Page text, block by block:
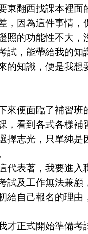
東翻西找課本裡
，因為這件事情
照的功能性不大
試，能帶給我的知
的知識，便是我想
便面臨了補習班
，看到各式各樣補
擇志光，只單純
代表著，我要進
試及工作無法兼
給自己報名的理
正式開始準備考